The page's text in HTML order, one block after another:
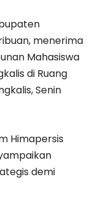
menerima
Mahasiswa
di Ruang
Senin
Himapersis
demi